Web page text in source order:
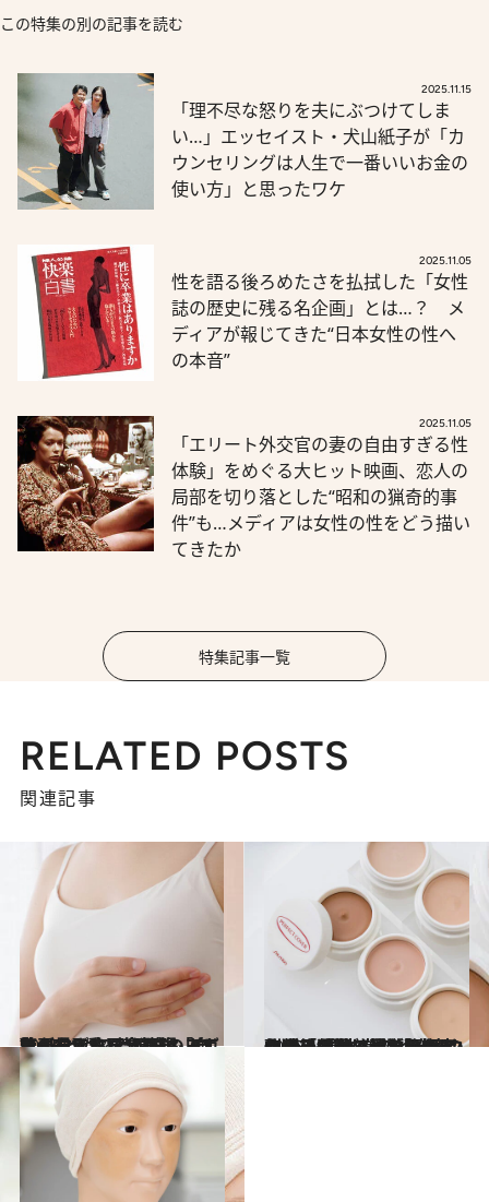
この特集の別の記事を読む
2025.11.15
「理不尽な怒りを夫にぶつけてしま
い…」エッセイスト・犬山紙子が「カ
ウンセリングは人生で一番いいお金の
使い方」と思ったワケ
2025.11.05
性を語る後ろめたさを払拭した「女性
誌の歴史に残る名企画」とは…？ メ
ディアが報じてきた“日本女性の性へ
の本音”
2025.11.05
「エリート外交官の妻の自由すぎる性
体験」をめぐる大ヒット映画、恋人の
局部を切り落とした“昭和の猟奇的事
件”も…メディアは女性の性をどう描い
てきたか
特集記事一覧
RELATED POSTS
関連記事
2025.10.18
乳がんで乳房全摘後「自尊心を取り戻せた」…血管の見え方まで再現、リアルすぎる“着脱式の人工乳房”とは？＜温泉もヨガもOK＞
ライフスタイル 2025.10.21
〈戦後のやけど跡のケアから、“乳がんなど治療の副作用による見た目の変化”へ〉資生堂の「メイクを通じたケア」が画期的。「外見の悩みを抱えながら通勤、通学する人も」
ライフスタイル